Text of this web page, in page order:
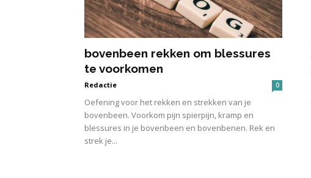
bovenbeen rekken om blessures
te voorkomen
Redactie 0
Oefening voor het rekken en strekken van je
bovenbeen. Voorkom pijn spierpijn, kramp en
blessures in je bovenbeen en bovenbenen. Rek en
strek je...